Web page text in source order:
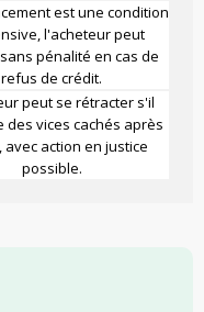
est une condition
l'acheteur peut
pénalité en cas de
refus de crédit.
peut se rétracter s'il
des vices cachés après
avec action en justice
possible.